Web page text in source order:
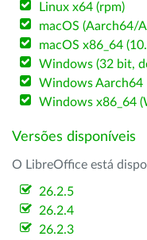
Linux x64 (rpm)
macOS (Aarch64/
macOS x86_64
Windows (32 bit,
Windows Aarch64
Windows x86_64
Versões disponíveis
O LibreOffice está
26.2.5
26.2.4
26.2.3